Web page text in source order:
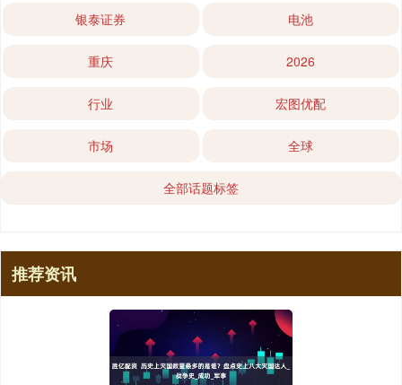
银泰证券 电池
重庆 2026
行业 宏图优配
市场 全球
全部话题标签
推荐资讯